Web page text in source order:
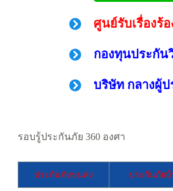
ศูนย์รับเรื่องร้อ
กองทุนประกัน
บริษัท กลางผู้
รอบรู้ประกันภัย 360 องศา
ประกันภัยขนส่ง ประกันภัยบ้